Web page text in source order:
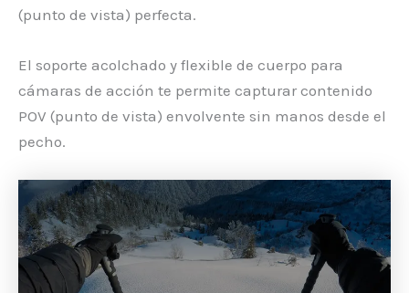
(punto de vista) perfecta.
El soporte acolchado y flexible de cuerpo para
cámaras de acción te permite capturar contenido
POV (punto de vista) envolvente sin manos desde el
pecho.